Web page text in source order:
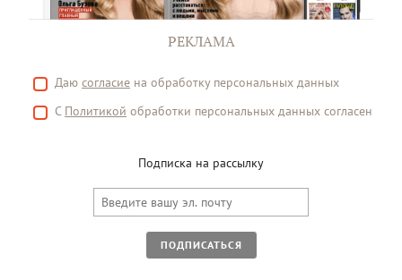
РЕКЛАМА
Даю согласие на обработку персональных данных
С Политикой обработки персональных данных согласен
Подписка на рассылку
ПОДПИСАТЬСЯ